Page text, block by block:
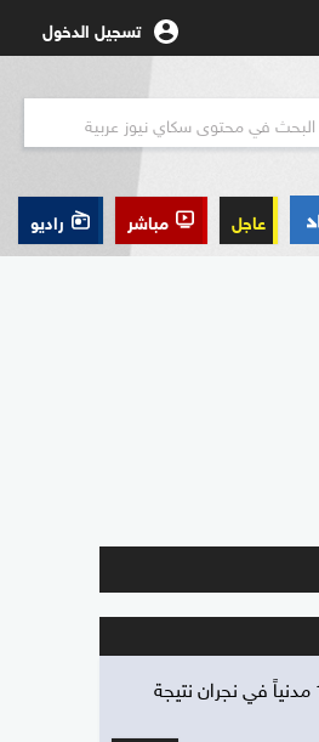
تسجيل الدخول
عاجل مباشر راديو
السعودية تعلن إصابة 11 مدنياً في نجران نتيجة